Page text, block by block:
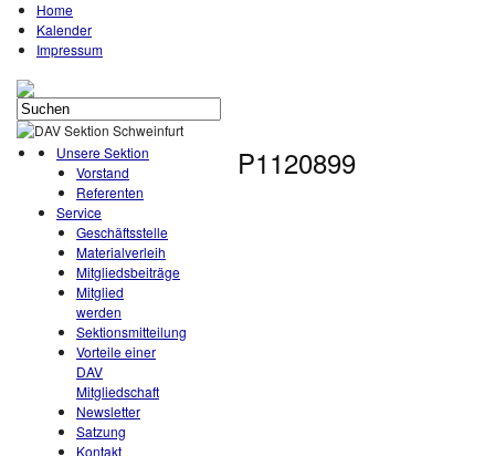
Home
Kalender
Impressum
Unsere Sektion
Vorstand
Referenten
Service
Geschäftsstelle
Materialverleih
Mitgliedsbeiträge
Mitglied
werden
Sektionsmitteilung
Vorteile einer
DAV
Mitgliedschaft
Newsletter
Satzung
Kontakt
P1120899